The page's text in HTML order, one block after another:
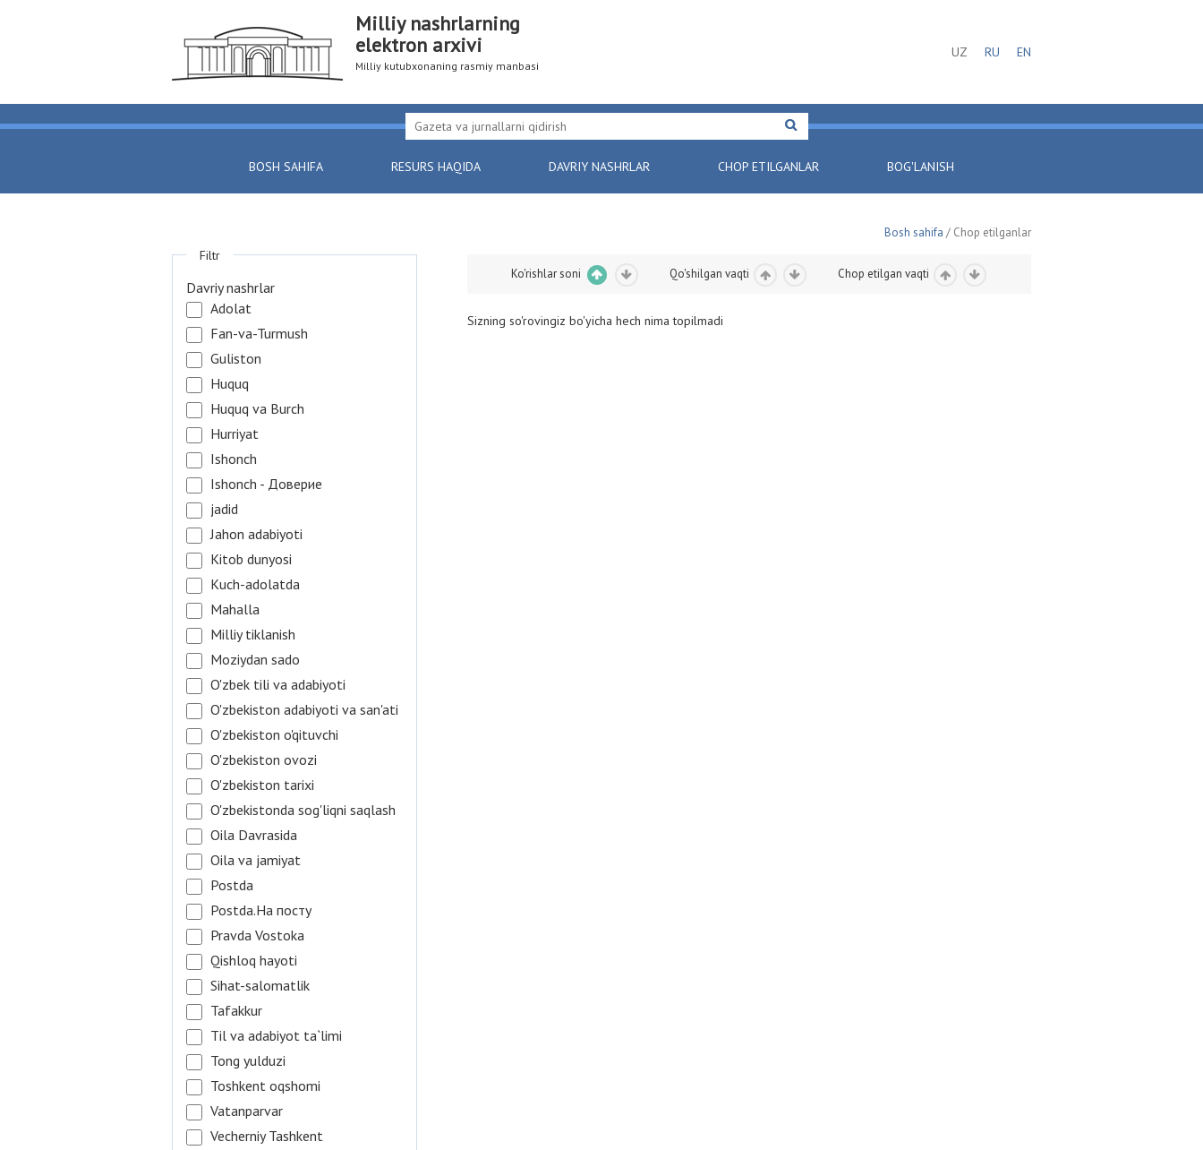
Milliy nashrlarning
elektron arxivi
Milliy kutubxonaning rasmiy manbasi
UZ RU EN
BOSH SAHIFA RESURS HAQIDA DAVRIY NASHRLAR CHOP ETILGANLAR BOG'LANISH
Bosh sahifa / Chop etilganlar
Ko'rishlar soni Qo'shilgan vaqti Chop etilgan vaqti
Sizning so'rovingiz bo'yicha hech nima topilmadi
Filtr
Davriy nashrlar
Adolat
Fan-va-Turmush
Guliston
Huquq
Huquq va Burch
Hurriyat
Ishonch
Ishonch - Доверие
jadid
Jahon adabiyoti
Kitob dunyosi
Kuch-adolatda
Mahalla
Milliy tiklanish
Moziydan sado
O'zbek tili va adabiyoti
O'zbekiston adabiyoti va san'ati
O'zbekiston o'qituvchi
O'zbekiston ovozi
O'zbekiston tarixi
O'zbekistonda sog'liqni saqlash
Oila Davrasida
Oila va jamiyat
Postda
Postda.На посту
Pravda Vostoka
Qishloq hayoti
Sihat-salomatlik
Tafakkur
Til va adabiyot ta`limi
Tong yulduzi
Toshkent oqshomi
Vatanparvar
Vecherniy Tashkent